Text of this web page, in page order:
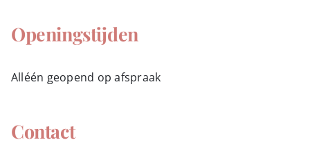
Openingstijden
Alléén geopend op afspraak
Contact